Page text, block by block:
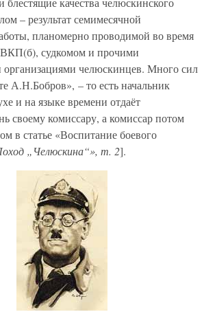
– результат семимесячной
планомерно проводимой во время
ВКП(б), судкомом и прочими
челюскинцев. Много сил
А.Н.Бобров», – то есть начальник
и на языке времени отдаёт
своему комиссару, а комиссар потом
в статье «Воспитание боевого
„Челюскина“», т. 2].